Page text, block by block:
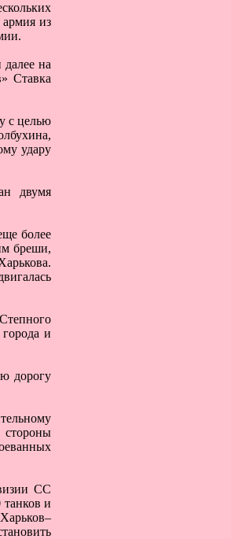
армия из
на
Ставка
с целью
удару
двумя
более
бреши,
и
дорогу
СС
и